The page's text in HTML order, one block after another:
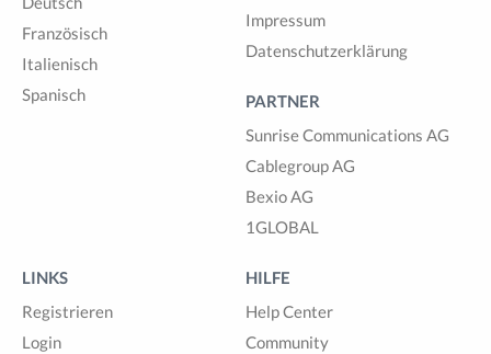
Französisch
Italienisch
Spanisch
Impressum
Datenschutzerklärung
PARTNER
Sunrise Communications AG
Cablegroup AG
Bexio AG
1GLOBAL
LINKS
Registrieren
Login
HILFE
Help Center
Community